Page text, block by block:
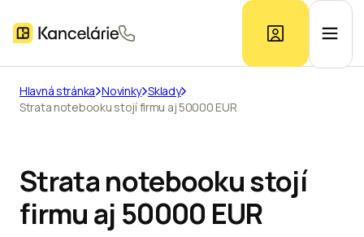
Ponuka kancelárií
Prieskum trhu
Kontakt
Hlavná stránka Novinky Sklady
Strata notebooku stojí firmu aj 50000 EUR
Strata notebooku stojí
firmu aj 50000 EUR